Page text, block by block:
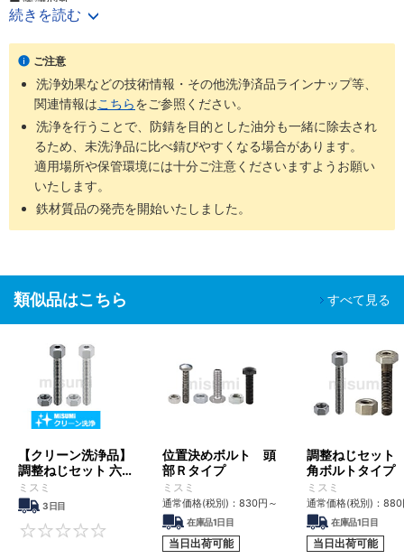
・脱脂洗浄（防錆1重梱包）
・精密洗浄（脱気2重梱包）
：型番SH-□□
・電解研磨＋精密洗浄（脱気2重梱包）
商品
型番
洗浄方法
梱包形
態
未洗浄品と
比べた効果
ご利用環境（目
□□
脱脂洗浄
防錆梱
包
油分除去 一般環境
通常組立工
程
バッテリー
□□
重梱包粉塵除去
ラス10～1,000）
立後工程
車載カメラ
SHD-
□□
電解研磨
＋精密洗
浄
粉塵除去
アウトガス
真空環境
クリーン環境（ク
ラス10～1,000）
程
液晶成膜工
程
有機EL前工
■ご留意事項
洗浄を行うことで、防錆を目的とした油分も一緒に除去されるた
め、未洗浄品に比べ錆びやすくなる場合があります。
適用場所や保管環境には十分ご注意くださいますようお願いいたし
続きを読む
ご注意
洗浄効果などの技術情報・その他洗浄済品ラインナップ等、
関連情報はこちらをご参照ください。
洗浄を行うことで、防錆を目的とした油分も一緒に除去され
るため、未洗浄品に比べ錆びやすくなる場合があります。
適用場所や保管環境には十分ご注意くださいますようお願い
いたします。
鉄材質品の発売を開始いたしました。
類似品はこちら すべて見る
【クリーン洗浄品】
調整ねじセット 六角
ボルトタイプ
ミスミ
3日目
0
位置決めボルト 頭
部Ｒタイプ
ミスミ
通常価格(税別)： 830円 ～
在庫品1日目
当日出荷可能
調整ねじセッ
角ボルトタイプ
ミスミ
通常価格(税別)： 880
在庫品1日目
当日出荷可能